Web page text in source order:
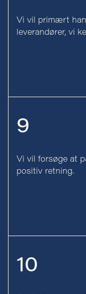
Vi vil primært
leverandører, vi
9
Vi vil forsøge at
positiv retning.
10